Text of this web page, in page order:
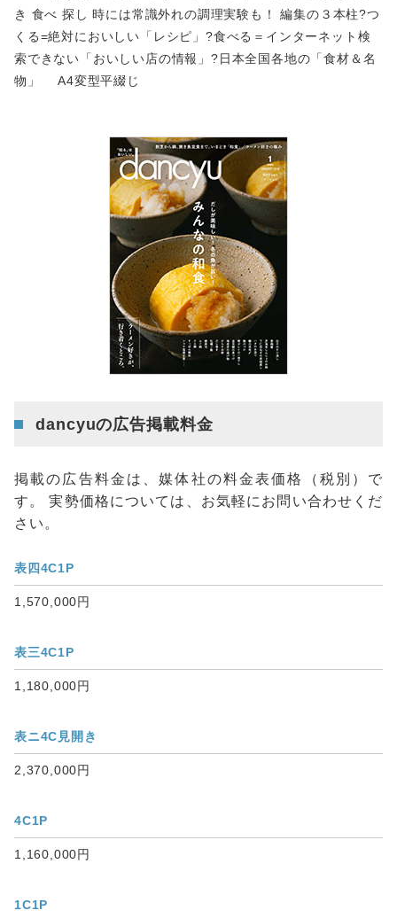
き 食べ 探し 時には常識外れの調理実験も！ 編集の３本柱?つ
くる=絶対においしい「レシピ」?食べる＝インターネット検
索できない「おいしい店の情報」?日本全国各地の「食材＆名
物」 A4変型平綴じ
dancyuの広告掲載料金
掲載の広告料金は、媒体社の料金表価格（税別）で
す。 実勢価格については、お気軽にお問い合わせくだ
さい。
表四4C1P
1,570,000円
表三4C1P
1,180,000円
表ニ4C見開き
2,370,000円
4C1P
1,160,000円
1C1P